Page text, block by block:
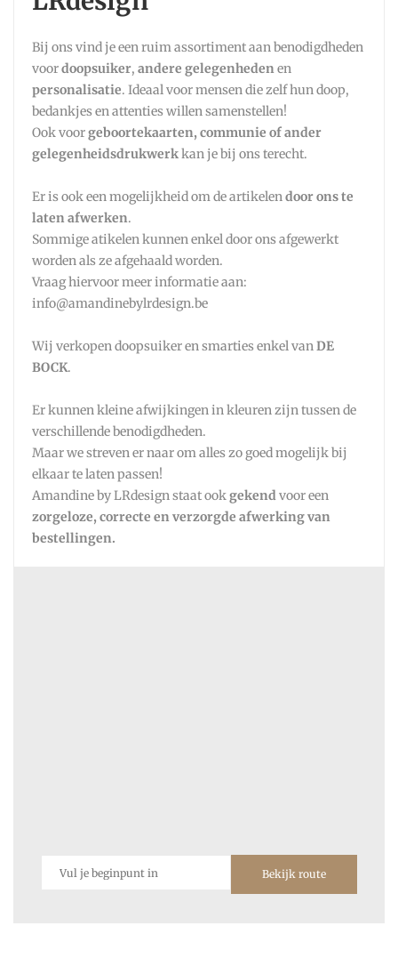
Bij ons vind je een ruim assortiment aan benodigdheden
voordoopsuiker, andere gelegenhedenen
personalisatie. Ideaal voor mensen die zelf hun doop,
bedankjes en attenties willen samenstellen!
Ook voorgeboortekaarten, communie of ander
gelegenheidsdrukwerkkan je bij ons terecht.
Er is ook een mogelijkheid om de artikelendoor ons te
laten afwerken.
Sommige atikelen kunnen enkel door ons afgewerkt
worden als ze afgehaald worden.
Vraag hiervoor meer informatie aan:
info@amandinebylrdesign.be
Wij verkopen doopsuiker en smarties enkel vanDE
BOCK.
Er kunnen kleine afwijkingen in kleuren zijn tussen de
verschillende benodigdheden.
Maar we streven er naar om alles zo goed mogelijk bij
elkaar te laten passen!
Amandine by LRdesign staat ookgekendvoor een
zorgeloze, correcte en verzorgde afwerking van
bestellingen.
Bekijk route